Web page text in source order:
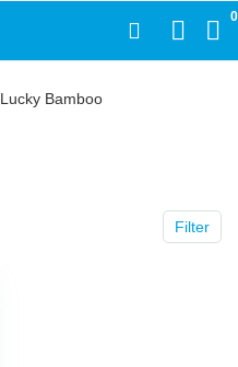
0
‎Lucky Bamboo
Filter